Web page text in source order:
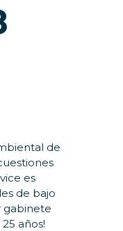
de
es
de bajo
gabinete
años!